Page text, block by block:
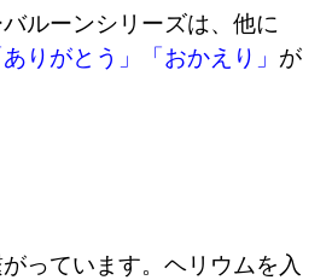
ルーンシリーズは、他に
ありがとう」 「おかえり」 が
っています。ヘリウムを入